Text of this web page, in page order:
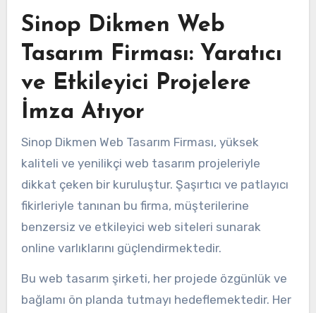
Sinop Dikmen Web
Tasarım Firması: Yaratıcı
ve Etkileyici Projelere
İmza Atıyor
Sinop Dikmen Web Tasarım Firması, yüksek
kaliteli ve yenilikçi web tasarım projeleriyle
dikkat çeken bir kuruluştur. Şaşırtıcı ve patlayıcı
fikirleriyle tanınan bu firma, müşterilerine
benzersiz ve etkileyici web siteleri sunarak
online varlıklarını güçlendirmektedir.
Bu web tasarım şirketi, her projede özgünlük ve
bağlamı ön planda tutmayı hedeflemektedir. Her